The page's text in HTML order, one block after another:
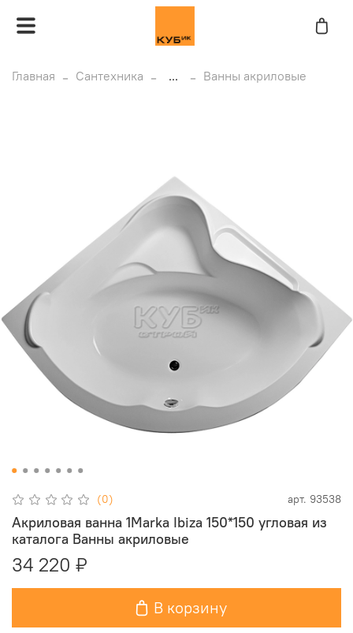
Главная Сантехника ... Ванны акриловые
(0) арт. 93538
Акриловая ванна 1Marka Ibiza 150*150 угловая из
каталога Ванны акриловые
34 220 ₽
В корзину